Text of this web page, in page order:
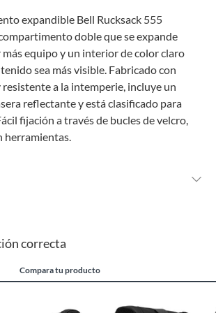
y que hay ciertas categorías que no tienen este
su naturaleza, no puedan ser devueltos,
o caducar con rapidez.
la medida.
30 días desde que recibes el producto . Debe
con todas sus etiquetas y sin uso, tal como te lo
que se entregan a través de una descarga
sido informados como imperfectos, usados,
que sean comprados en esa condición a
medicamentos, suplementos alimenticios,
expandible Bell Rucksack 555
doble que se expande
más equipo y un interior de color claro
sea más visible. Fabricado con
a la intemperie, incluye un
reflectante y está clasificado para
fijación a través de bucles de velcro,
herramientas.
China
correcta
Compara tu producto